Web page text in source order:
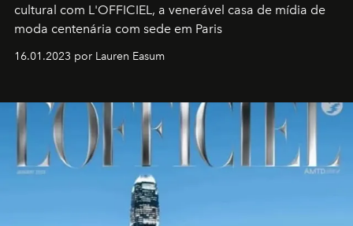
cultural com L'OFFICIEL, a venerável casa de mídia de
moda centenária com sede em Paris
16.01.2023 por Lauren Easum